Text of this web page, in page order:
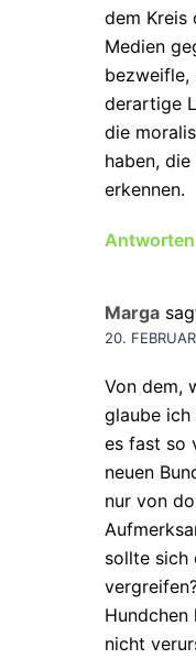
dem Kreis
Medien
bezweifle,
derartige
die
haben,
erkennen.
Antworten
Marga
20.
Von dem,
glaube ich
es fast so
neuen
nur von
sollte sich
Hundchen
nicht